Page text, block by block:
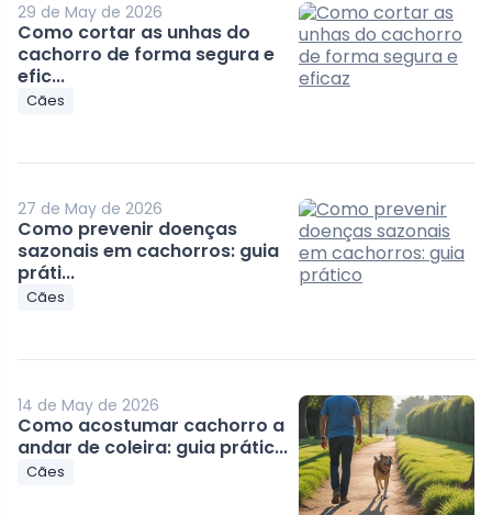
29 de May de 2026
Como cortar as unhas do
cachorro de forma segura e
efic...
Cães
27 de May de 2026
Como prevenir doenças
sazonais em cachorros: guia
práti...
Cães
14 de May de 2026
Como acostumar cachorro a
andar de coleira: guia prátic...
Cães